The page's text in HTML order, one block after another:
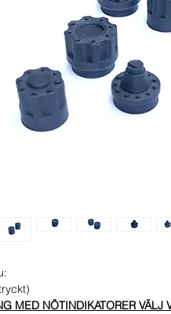
MED NÖTINDIKATORER VÄLJ